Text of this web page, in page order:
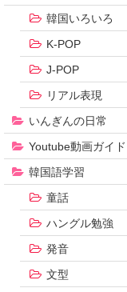
韓国いろいろ
K-POP
J-POP
リアル表現
いんぎんの日常
Youtube動画ガイド
韓国語学習
童話
ハングル勉強
発音
文型